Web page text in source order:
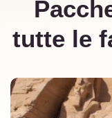
tutte le